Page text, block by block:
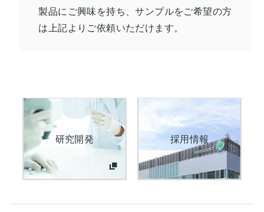
製品にご興味を持ち、サンプルをご希望の方
は上記よりご依頼いただけます。
研究開発 採用情報